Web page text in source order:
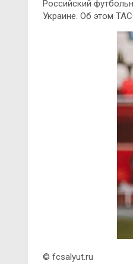
Российский
Украине. Об этом
© fcsalyut.ru